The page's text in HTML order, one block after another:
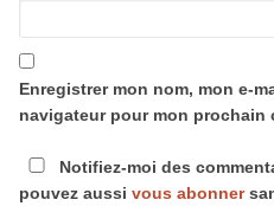
Enregistrer mon nom, mon e-
navigateur pour mon prochain
Notifiez-moi des
pouvez aussi vous abonner